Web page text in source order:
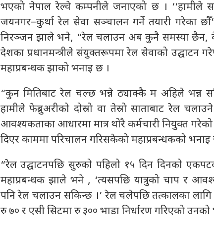
भएको नेपाल रेल्वे कम्पनीले जनाएको छ । ‘‘हामीले
जयनगर–कुर्था रेल सेवा सञ्चालन गर्ने तयारी गरेका
निरञ्जन झाले भने, “रेल चलाउन अब कुनै समस्या छैन,
देशका प्रधानमन्त्रीले संयुक्तरूपमा रेल सेवाको उद्घाटन
महाप्रबन्धक झाको भनाइ छ ।
“कुन मितिबाट रेल चल्छ भन्ने ठ्याक्कै म अहिले भन्न
हामीले फेब्रुअरीको दोस्रो वा तेस्रो साताबाट रेल
आवश्यकताका आधारमा मात्र थोरै कर्मचारी नियुक्त
दिएर काममा परिचालन गरिसकेको महाप्रबन्धकको भनाइ
“रेल उद्घाटनपछि सुरुको पहिलो १५ दिन दिनको
महाप्रबन्धक झाले भने , ‘त्यसपछि यात्रुको चाप र
पनि रेल चलाउन सकिन्छ ।’ रेल चलेपछि तत्कालका
रु ७० र एसी सिटमा रु ३०० भाडा निर्धारण गरिएको